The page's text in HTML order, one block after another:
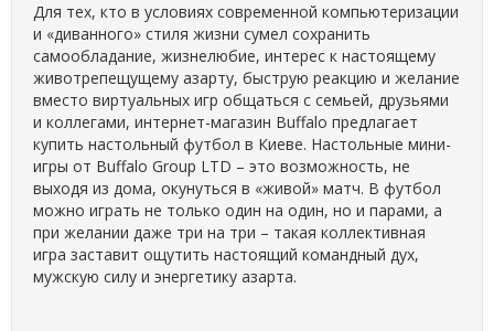
Для тех, кто в условиях современной компьютеризации
и «диванного» стиля жизни сумел сохранить
самообладание, жизнелюбие, интерес к настоящему
животрепещущему азарту, быструю реакцию и желание
вместо виртуальных игр общаться с семьей, друзьями
и коллегами, интернет-магазин Buffalo предлагает
купить настольный футбол в Киеве. Настольные мини-
игры от Buffalo Group LTD – это возможность, не
выходя из дома, окунуться в «живой» матч. В футбол
можно играть не только один на один, но и парами, а
при желании даже три на три – такая коллективная
игра заставит ощутить настоящий командный дух,
мужскую силу и энергетику азарта.